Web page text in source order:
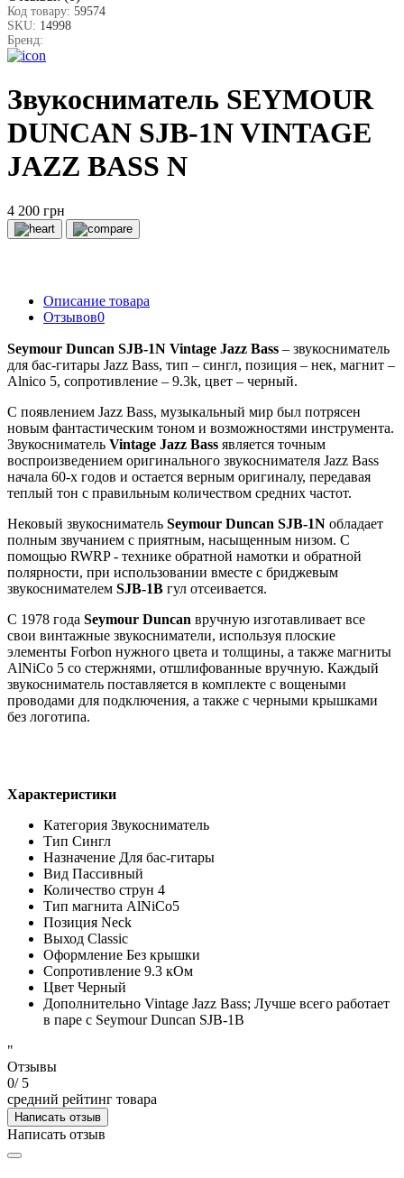
Код товару: 59574
SKU: 14998
Бренд:
Звукосниматель SEYMOUR
DUNCAN SJB-1N VINTAGE
JAZZ BASS N
4 200 грн
Описание товара
Отзывов0
Seymour Duncan SJB-1N Vintage Jazz Bass – звукосниматель
для бас-гитары Jazz Bass, тип – сингл, позиция – нек, магнит –
Alnico 5, сопротивление – 9.3k, цвет – черный.
С появлением Jazz Bass, музыкальный мир был потрясен
новым фантастическим тоном и возможностями инструмента.
Звукосниматель Vintage Jazz Bass является точным
воспроизведением оригинального звукоснимателя Jazz Bass
начала 60-х годов и остается верным оригиналу, передавая
теплый тон с правильным количеством средних частот.
Нековый звукосниматель Seymour Duncan SJB-1N обладает
полным звучанием с приятным, насыщенным низом. С
помощью RWRP - технике обратной намотки и обратной
полярности, при использовании вместе с бриджевым
звукоснимателем SJB-1B гул отсеивается.
С 1978 года Seymour Duncan вручную изготавливает все
свои винтажные звукосниматели, используя плоские
элементы Forbon нужного цвета и толщины, а также магниты
AlNiCo 5 со стержнями, отшлифованные вручную. Каждый
звукосниматель поставляется в комплекте с вощеными
проводами для подключения, а также с черными крышками
без логотипа.
Характеристики
Категория Звукосниматель
Тип Сингл
Назначение Для бас-гитары
Вид Пассивный
Количество струн 4
Тип магнита AlNiCo5
Позиция Neck
Выход Classic
Оформление Без крышки
Сопротивление 9.3 кОм
Цвет Черный
Дополнительно Vintage Jazz Bass; Лучше всего работает
в паре с Seymour Duncan SJB-1B
"
Отзывы
0/ 5
средний рейтинг товара
Написать отзыв
Написать отзыв